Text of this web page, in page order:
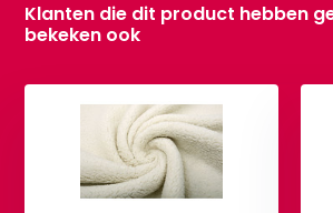
Klanten die dit product hebben
bekeken ook